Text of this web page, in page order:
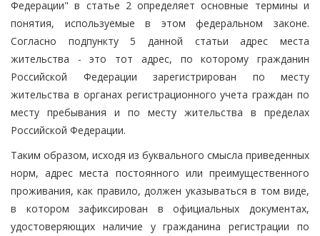
Федерации" в статье 2 определяет основные термины и
понятия, используемые в этом федеральном законе.
Согласно подпункту 5 данной статьи адрес места
жительства - это тот адрес, по которому гражданин
Российской Федерации зарегистрирован по месту
жительства в органах регистрационного учета граждан по
месту пребывания и по месту жительства в пределах
Российской Федерации.
Таким образом, исходя из буквального смысла приведенных
норм, адрес места постоянного или преимущественного
проживания, как правило, должен указываться в том виде,
в котором зафиксирован в официальных документах,
удостоверяющих наличие у гражданина регистрации по